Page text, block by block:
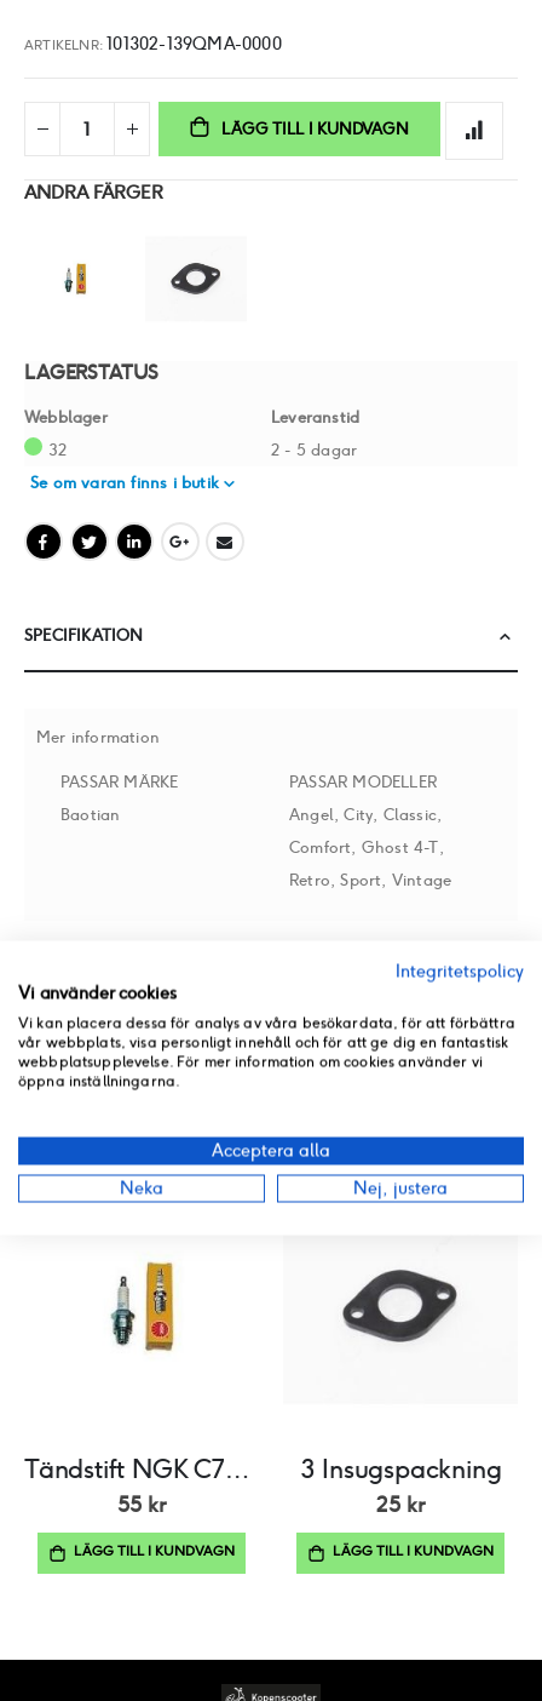
ARTIKELNR 101302-139QMA-0000
LÄGG TILL I KUNDVAGN
ANDRA FÄRGER
LAGERSTATUS
Webblager
Leveranstid
32
2 - 5 dagar
Se om varan finns i butik
SPECIFIKATION
Mer information
PASSAR MÄRKE
Baotian
PASSAR MODELLER
Angel, City, Classic,
Comfort, Ghost 4-T,
Retro, Sport, Vintage
BUTIKSLAGER
ANDRA KÖPTE ÄVEN
Tändstift NGK C7HSA
55 kr
LÄGG TILL I KUNDVAGN
3 Insugspackning
25 kr
LÄGG TILL I KUNDVAGN
Integritetspolicy
Vi använder cookies
Vi kan placera dessa för analys av våra besökardata, för att förbättra
vår webbplats, visa personligt innehåll och för att ge dig en fantastisk
webbplatsupplevelse. För mer information om cookies använder vi
öppna inställningarna.
Acceptera alla
Neka
Nej, justera